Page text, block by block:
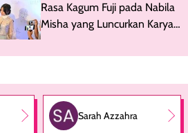
Rasa Kagum Fuji pada Nabila
Misha yang Luncurkan Karya
Sarah Azzahra